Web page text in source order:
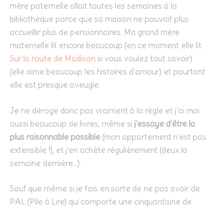
mère paternelle allait toutes les semaines à la
bibliothèque parce que sa maison ne pouvait plus
accueillir plus de pensionnaires. Ma grand mère
maternelle lit encore beaucoup (en ce moment elle lit
Sur la route de Madisonsi vous voulez tout savoir)
(elle aime beaucoup les histoires d’amour) et pourtant
elle est presque aveugle.
Je ne déroge donc pas vraiment à la règle et j’ai moi
aussi beaucoup de livres, même si j’essaye d’être la
plus raisonnable possible (mon appartement n’est pas
extensible !), et j’en achète régulièrement (deux la
semaine dernière…).
Sauf que même si je fais en sorte de ne pas avoir de
PAL (Pile à Lire) qui comporte une cinquantaine de